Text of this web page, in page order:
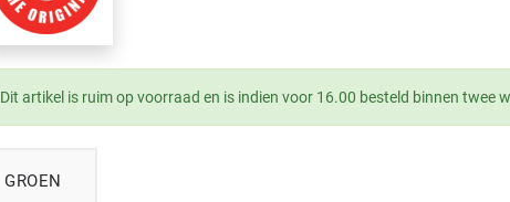
Dit artikel is ruim op voorraad en is indien voor 16.00 besteld binnen twee
GROEN